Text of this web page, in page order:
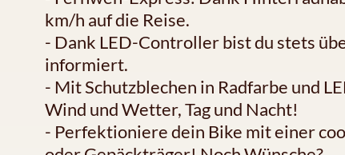
km/h auf die Reise.
- Dank LED-Controller bist du stets
informiert.
- Mit Schutzblechen in Radfarbe und
Wind und Wetter, Tag und Nacht!
- Perfektioniere dein Bike mit einer